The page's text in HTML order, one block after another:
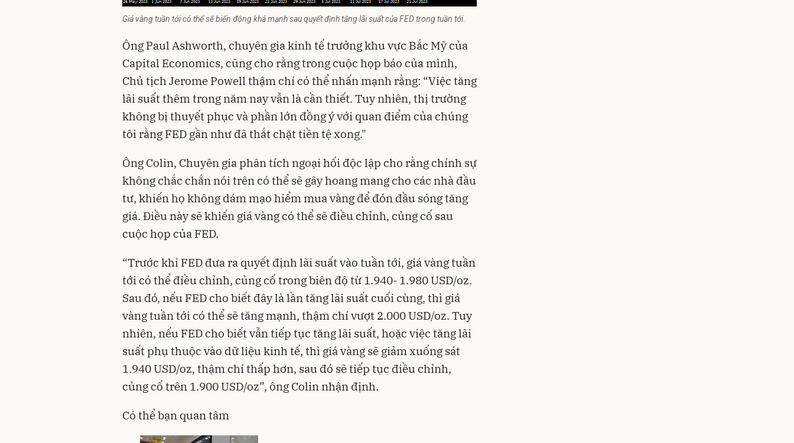
Giá vàng tuần tới có thể sẽ biến động khá mạnh sau quyết định tăng lãi suất của FED trong tuần tới.
Ông Paul Ashworth, chuyên gia kinh tế trưởng khu vực Bắc Mỹ của
Capital Economics, cũng cho rằng trong cuộc họp báo của mình,
Chủ tịch Jerome Powell thậm chí có thể nhấn mạnh rằng: “Việc tăng
lãi suất thêm trong năm nay vẫn là cần thiết. Tuy nhiên, thị trường
không bị thuyết phục và phần lớn đồng ý với quan điểm của chúng
tôi rằng FED gần như đã thắt chặt tiền tệ xong."
Ông Colin, Chuyên gia phân tích ngoại hối độc lập cho rằng chính sự
không chắc chắn nói trên có thể sẽ gây hoang mang cho các nhà đầu
tư, khiến họ không dám mạo hiểm mua vàng để đón đầu sóng tăng
giá. Điều này sẽ khiến giá vàng có thể sẽ điều chỉnh, củng cố sau
cuộc họp của FED.
“Trước khi FED đưa ra quyết định lãi suất vào tuần tới, giá vàng tuần
tớicó thể điều chỉnh, củng cố trong biên độ từ 1.940- 1.980 USD/oz.
Sau đó, nếu FED cho biết đây là lần tăng lãi suất cuối cùng, thì giá
vàng tuần tới có thể sẽ tăng mạnh, thậm chí vượt 2.000 USD/oz. Tuy
nhiên, nếu FED cho biết vẫn tiếp tục tăng lãi suất, hoặc việc tăng lãi
suất phụ thuộc vào dữ liệu kinh tế, thì giá vàng sẽ giảm xuống sát
1.940 USD/oz, thậm chí thấp hơn, sau đó sẽ tiếp tục điều chỉnh,
củng cố trên 1.900 USD/oz”, ông Colin nhận định.
Có thể bạn quan tâm